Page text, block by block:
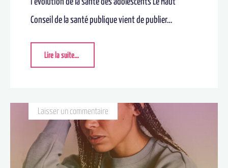
Conseil de la santé publique vient de publier…
Lire la suite...
Laisser un commentaire